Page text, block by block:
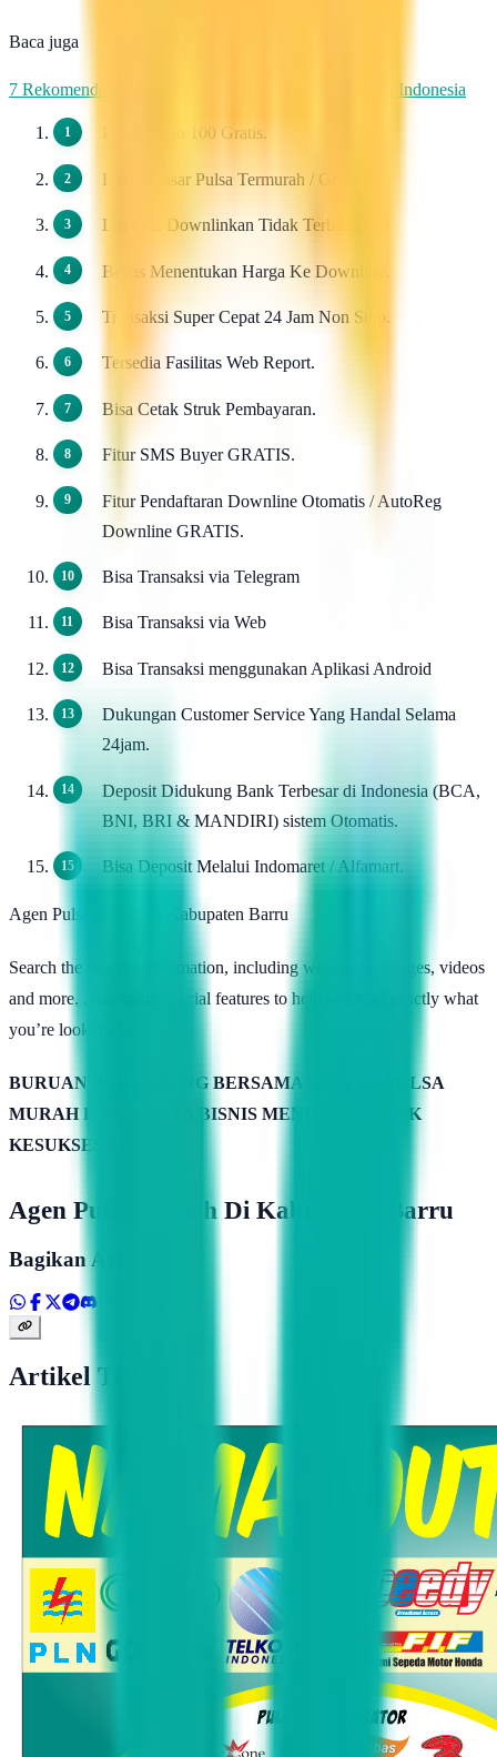
Baca juga
7 Rekomendasi Pengirim WhatsApp Massal Terbaik di Indonesia
Pendaftaran 100 Gratis.
Harga Dasar Pulsa Termurah / Grosir.
Dapat di Downlinkan Tidak Terbatas.
Bebas Menentukan Harga Ke Downline.
Transaksi Super Cepat 24 Jam Non Stop.
Tersedia Fasilitas Web Report.
Bisa Cetak Struk Pembayaran.
Fitur SMS Buyer GRATIS.
Fitur Pendaftaran Downline Otomatis / AutoReg
Downline GRATIS.
Bisa Transaksi via Telegram
Bisa Transaksi via Web
Bisa Transaksi menggunakan Aplikasi Android
Dukungan Customer Service Yang Handal Selama
24jam.
Deposit Didukung Bank Terbesar di Indonesia (BCA,
BNI, BRI & MANDIRI) sistem Otomatis.
Bisa Deposit Melalui Indomaret / Alfamart.
Agen Pulsa Murah Di Kabupaten Barru
Search the world’s information, including webpages, images, videos
and more. . has many special features to help you find exactly what
you’re looking for..
BURUAN BERGABUNG BERSAMA SERVER PULSA
MURAH KAMIMITRA BISNIS MENUJU PUNCAK
KESUKSESAN
Agen Pulsa Murah Di Kabupaten Barru
Bagikan Artikel
Artikel Terkait